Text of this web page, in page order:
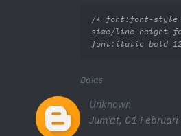
/* font:font-style
size/line-height
font:italic bold
Balas
Unknown
Jum’at, 01